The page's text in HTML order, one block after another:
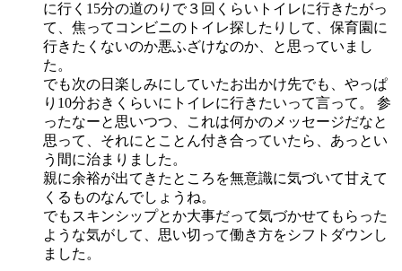
に行く15分の道のりで３回くらいトイレに行きたがっ
て、焦ってコンビニのトイレ探したりして、保育園に
行きたくないのか悪ふざけなのか、と思っていまし
た。
でも次の日楽しみにしていたお出かけ先でも、やっぱ
り10分おきくらいにトイレに行きたいって言って。 参
ったなーと思いつつ、これは何かのメッセージだなと
思って、それにとことん付き合っていたら、あっとい
う間に治まりました。
親に余裕が出てきたところを無意識に気づいて甘えて
くるものなんでしょうね。
でもスキンシップとか大事だって気づかせてもらった
ような気がして、思い切って働き方をシフトダウンし
ました。